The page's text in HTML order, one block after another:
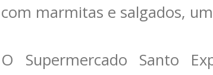
com marmitas e salgados,
O Supermercado Santo